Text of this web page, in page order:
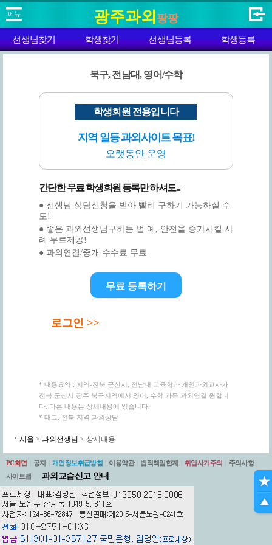
광주과외 팡팡
선생님찾기 학생찾기 선생님등록 학생등록
북구, 전남대, 영어/수학
학생회원 전용입니다
지역 일등 과외사이트 목표!
오랫동안 운영
간단한 무료 학생회원 등록만 하셔도...
● 선생님 상담신청을 받아 빨리 구하기 가능하실 수
도!
● 좋은 과외선생님구하는 법 예, 안전을 증가시킬 사
례 무료제공!
● 과외연결/중개 수수료 무료
무료 등록하기
로그인 >>
* 내용요약 : 지역-전북 군산시, 전남대 교육학과 개인과외교사가
전북 군산시 광주 북구지역에서 영어, 수학 과목 과외연결 원합니
다. 다른 내용은 상세내용에 있습니다.
* 태그: 전북 지역 과외상담
서울 > 과외선생님 > 상세내용
PC화면 공지 개인정보취급방침 이용약관 법적책임한계 취업사기주의 주의사항
사이트맵
과외교습신고 안내